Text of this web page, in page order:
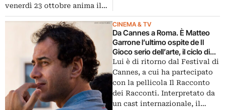
venerdì 23 ottobre anima il…
CINEMA & TV
Da Cannes a Roma. È Matteo
Garrone l’ultimo ospite de Il
Gioco serio dell’arte, il ciclo di
incontri curato da Massimiliano
Finazzer Flory a Palazzo
Barberini
Lui è di ritorno dal Festival di
Cannes, a cui ha partecipato
con la pellicola Il Racconto
dei Racconti. Interpretato da
un cast internazionale, il…